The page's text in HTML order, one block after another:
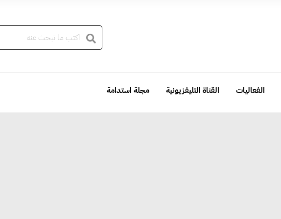
الفعاليات القناة التليفزيونية مجلة استدامة